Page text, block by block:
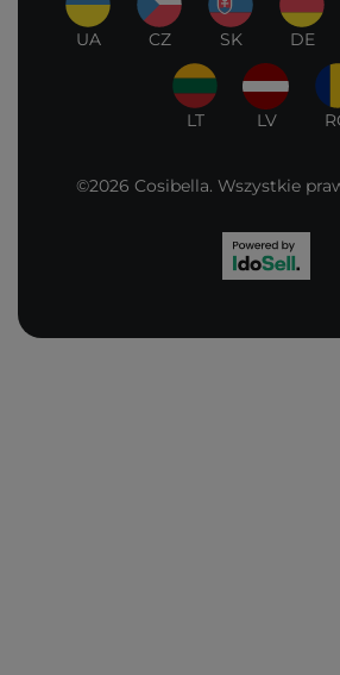
UA CZ SK DE
LT LV
©2026 Cosibella. Wszystkie